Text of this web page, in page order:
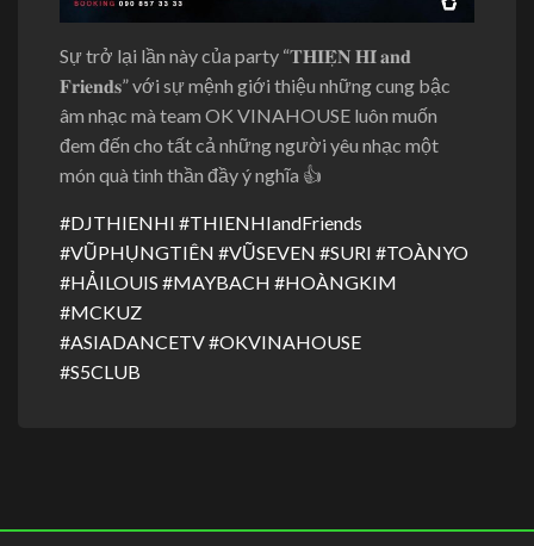
Sự trở lại lần này của party “𝐓𝐇𝐈𝐄̣̂𝐍 𝐇𝐈́ 𝐚𝐧𝐝
𝐅𝐫𝐢𝐞𝐧𝐝𝐬” với sự mệnh giới thiệu những cung bậc
âm nhạc mà team OK VINAHOUSE luôn muốn
đem đến cho tất cả những người yêu nhạc một
món quà tinh thần đầy ý nghĩa 👍
#DJTHIENHI #THIENHIandFriends
#VŨPHỤNGTIÊN #VŨSEVEN #SURI #TOÀNYO
#HẢILOUIS #MAYBACH #HOÀNGKIM
#MCKUZ
#ASIADANCETV#OKVINAHOUSE
#S5CLUB